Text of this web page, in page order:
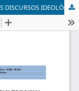
CONSIDERAÇÕES ACERCA DA CIÊNCIA DOS DISCURSOS IDEOLÓGICOS